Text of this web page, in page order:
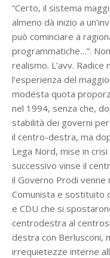
“Certo, il sistema
almeno dà inizio a
può cominciare a
programmatiche…”.
realismo. L’avv.
l’esperienza del
modesta quota
nel 1994, senza che,
stabilità dei governi
il centro-destra, ma
Lega Nord, mise in
successivo vinse il
il Governo Prodi venne
Comunista e sostituito
e CDU che si
centrodestra al
destra con Berlusconi,
irrequietezze interne